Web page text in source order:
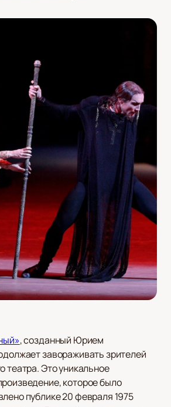
, созданный Юрием
завораживать зрителей
театра. Это уникальное
которое было
публике 20 февраля 1975